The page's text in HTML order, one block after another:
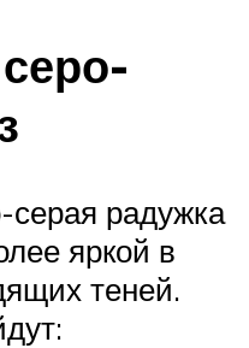
серая радужка
яркой в
теней.